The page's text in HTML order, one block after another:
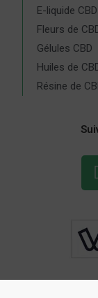
E-liquide CBD
Fleurs de
Gélules CBD
Huiles de
Résine de